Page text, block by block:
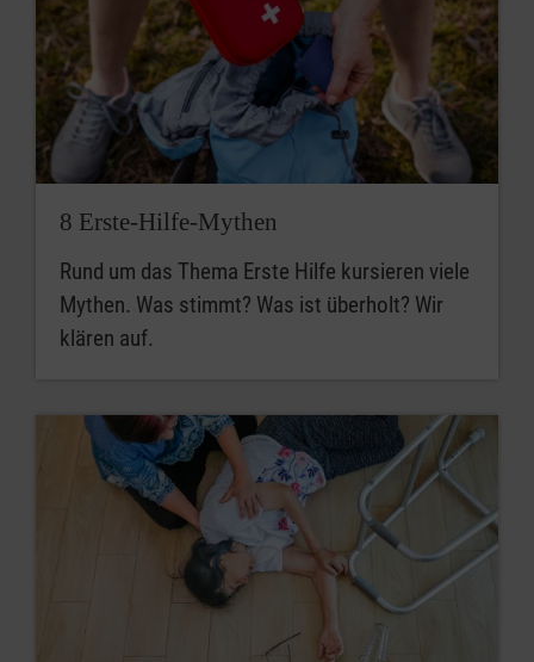
8 Erste-Hilfe-Mythen
Rund um das Thema Erste Hilfe kursieren viele
Mythen. Was stimmt? Was ist überholt? Wir
klären auf.